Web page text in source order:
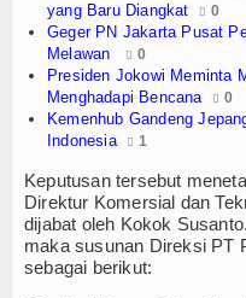
Opini
Pelabuhan
Politik
Seni & Budaya
Sorot
yang Baru Diangkat
0
Geger PN Jakarta Pusat
Melawan
0
Presiden Jokowi Meminta
Menghadapi Bencana
0
Kemenhub Gandeng
Indonesia
1
Keputusan tersebut
Direktur Komersial dan
dijabat oleh Kokok
maka susunan Direksi PT
sebagai berikut: